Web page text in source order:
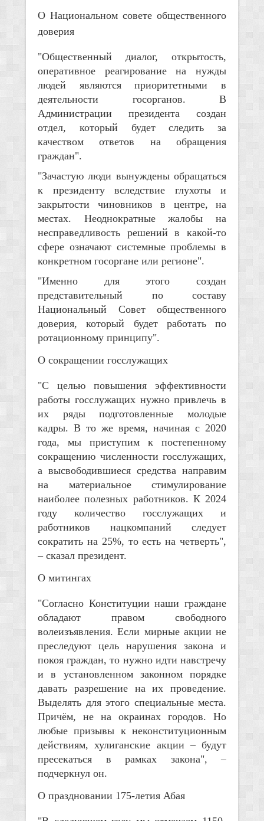
О Национальном совете общественного
доверия
"Общественный диалог, открытость,
оперативное реагирование на нужды
людей являются приоритетными в
деятельности госорганов. В
Администрации президента создан
отдел, который будет следить за
качеством ответов на обращения
граждан".
"Зачастую люди вынуждены обращаться
к президенту вследствие глухоты и
закрытости чиновников в центре, на
местах. Неоднократные жалобы на
несправедливость решений в какой-то
сфере означают системные проблемы в
конкретном госоргане или регионе".
"Именно для этого создан
представительный по составу
Национальный Совет общественного
доверия, который будет работать по
ротационному принципу".
О сокращении госслужащих
"С целью повышения эффективности
работы госслужащих нужно привлечь в
их ряды подготовленные молодые
кадры. В то же время, начиная с 2020
года, мы приступим к постепенному
сокращению численности госслужащих,
а высвободившиеся средства направим
на материальное стимулирование
наиболее полезных работников. К 2024
году количество госслужащих и
работников нацкомпаний следует
сократить на 25%, то есть на четверть",
– сказал президент.
О митингах
"Согласно Конституции наши граждане
обладают правом свободного
волеизъявления. Если мирные акции не
преследуют цель нарушения закона и
покоя граждан, то нужно идти навстречу
и в установленном законном порядке
давать разрешение на их проведение.
Выделять для этого специальные места.
Причём, не на окраинах городов. Но
любые призывы к неконституционным
действиям, хулиганские акции – будут
пресекаться в рамках закона", –
подчеркнул он.
О праздновании 175-летия Абая